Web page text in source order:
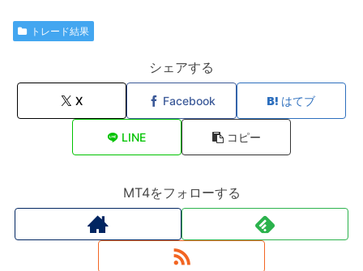
トレード結果
シェアする
X Facebook はてブ
LINE コピー
MT4をフォローする